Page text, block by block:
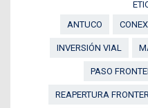
ANTUCO
INVERSIÓN VIAL
PASO
REAPERTURA